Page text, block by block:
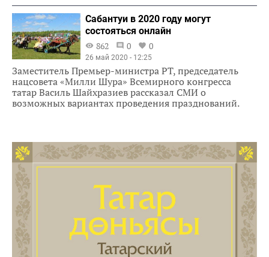
Сабантуи в 2020 году могут
состояться онлайн
862
0 0
26 май 2020 - 12:25
Заместитель Премьер-министра РТ, председатель
нацсовета «Милли Шура» Всемирного конгресса
татар Василь Шайхразиев рассказал СМИ о
возможных вариантах проведения празднований.